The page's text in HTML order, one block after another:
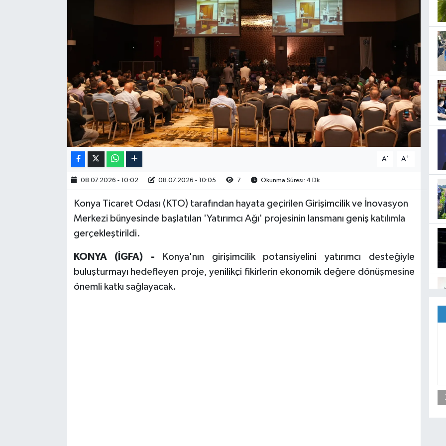
A- A+
08.07.2026 - 10:02 08.07.2026 - 10:05 7 Okunma Süresi: 4 Dk
Konya Ticaret Odası (KTO) tarafından hayata geçirilen Girişimcilik ve İnovasyon
Merkezi bünyesinde başlatılan 'Yatırımcı Ağı' projesinin lansmanı geniş katılımla
gerçekleştirildi.
KONYA (İGFA) -
Konya'nın girişimcilik potansiyelini yatırımcı desteğiyle
buluşturmayı hedefleyen proje, yenilikçi fikirlerin ekonomik değere dönüşmesine
önemli katkı sağlayacak.